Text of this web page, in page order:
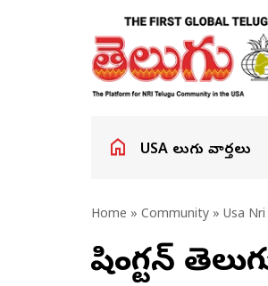
USA తెలుగు వార్తలు
Home » Community » Usa
వాషింగ్టన్